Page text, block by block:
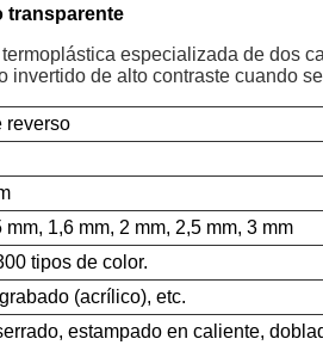
transparente
especializada de dos
invertido de alto contraste cuando
reverso
1,6 mm, 2 mm, 2,5 mm, 3 mm
tipos de color.
(acrílico), etc.
estampado en caliente,